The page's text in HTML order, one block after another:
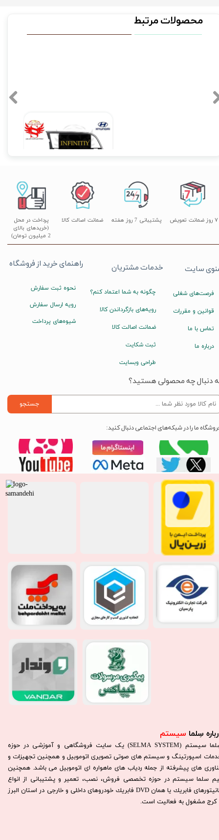
محصولات مرتبط
مانیتور فابریک اندروید هیوندای النترا 2016 اینفینیتی فولتاچ مدل TP1
۱۴,۹۰۰,۰۰۰ تومان
سِلما سیستم​​​​​​​
سِلما سيستم (SELMA SYSTEM) یک سایت فروشگاهی و آموزشی در حوزه
اسپورتینگ و سیستم های صوتی تصویری اتوموبیل و همچنین تجهیزات و
های پیشرفته از جمله ردیاب های ماهواره ای اتوموبیل می باشد. همچنين
سلما سيستم در حوزه تخصصی فروش، نصب، تعمير و پشتيبانی از انواع
مانيتورهای فابريك يا همان DVD فابريك خودروهای داخلی و خارجی در استان البرز
كرج مشغول به فعاليت است.​​​​​​​
پشتیبانی 7 روز هفته
پرداخت در محل
(خریدهای بالای
2 میلیون تومان)
۷ روز ضمانت تعویض ضمانت اصالت کالا
راهنمای خرید از فروشگاه
نحوه ثبت سفارش
رویه ارسال سفارش
شیوه‌های پرداخت
خدمات مشتریان
چگونه به شما اعتماد کنم؟
رویه‌های بازگرداندن کالا
ضمانت اصالت کالا
ثبت شکایت
طراحی وبسایت
سایت
فرصت‌های شغلی
قوانین و مقررات
تماس با ما
درباره ما
دنبال چه محصولی هستید؟
جستجو
ما را در شبکه‌های اجتماعی دنبال کنید: